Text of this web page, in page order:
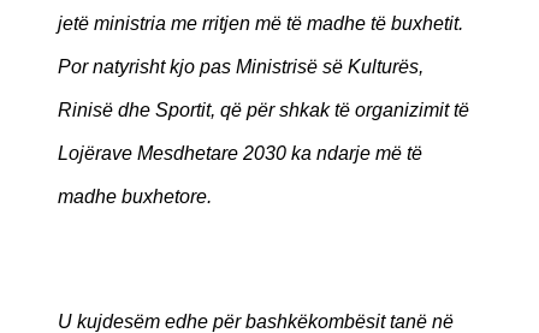
jetë ministria me rritjen më të madhe të buxhetit.
Por natyrisht kjo pas Ministrisë së Kulturës,
Rinisë dhe Sportit, që për shkak të organizimit të
Lojërave Mesdhetare 2030 ka ndarje më të
madhe buxhetore.
U kujdesëm edhe për bashkëkombësit tanë në